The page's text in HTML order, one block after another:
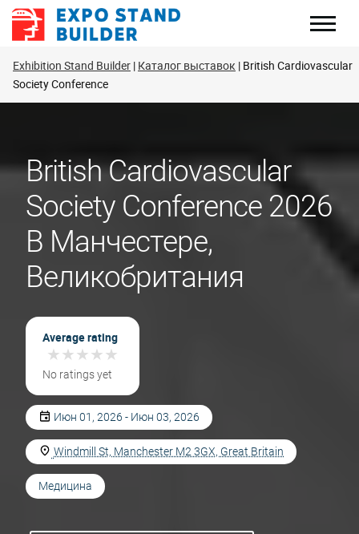
Перейти
Exhibition Stand Builder Каталог выставок British Cardiovascular
Society Conference
British Cardiovascular
Society Conference 2026
В Манчестере,
Великобритания
Average rating
★★★★★
★★★★★
No ratings yet
Июн 01, 2026 - Июн 03, 2026
Windmill St, Manchester M2 3GX, Great Britain
Медицина